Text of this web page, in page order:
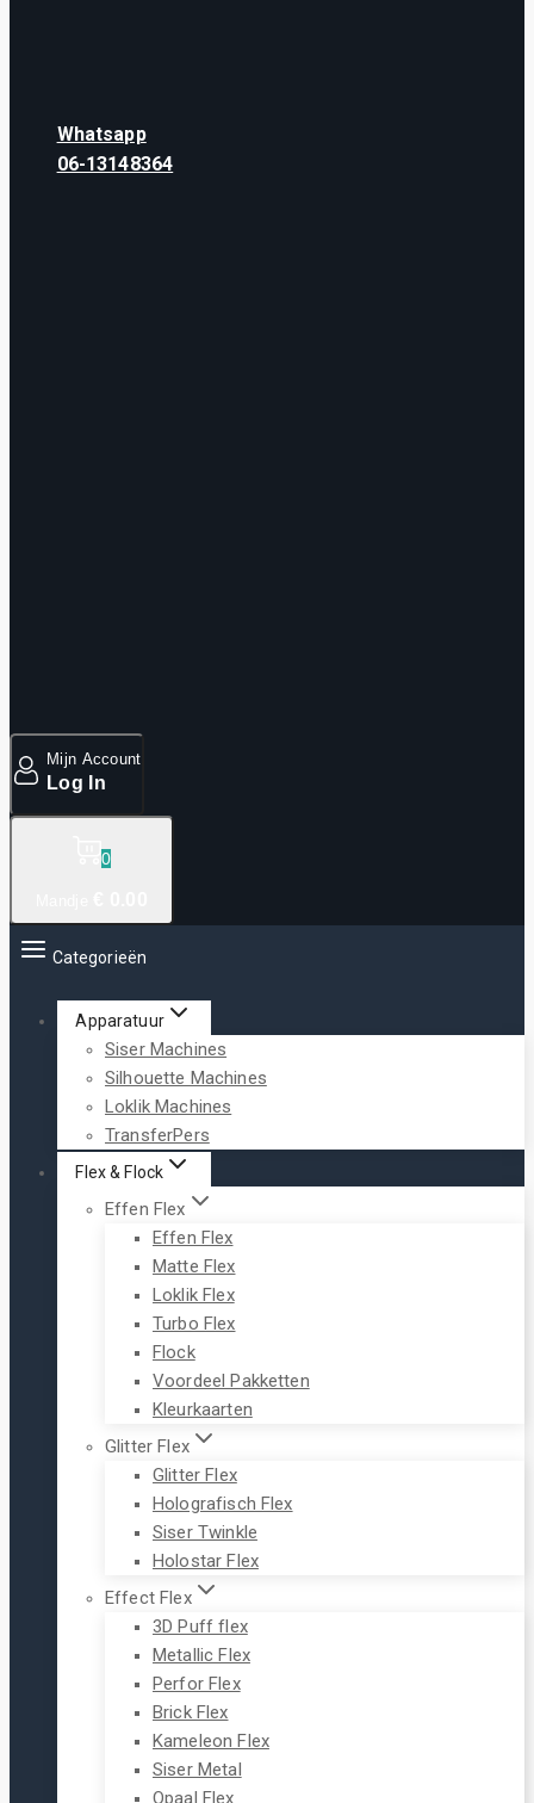
Whatsapp
06-13148364
Mijn Account
Log In
0
Categorieën
Apparatuur
Siser Machines
Silhouette Machines
Loklik Machines
TransferPers
Flex & Flock
Effen Flex
Effen Flex
Matte Flex
Loklik Flex
Turbo Flex
Flock
Voordeel Pakketten
Kleurkaarten
Glitter Flex
Glitter Flex
Holografisch Flex
Siser Twinkle
Holostar Flex
Effect Flex
3D Puff flex
Metallic Flex
Perfor Flex
Brick Flex
Kameleon Flex
Siser Metal
Opaal Flex